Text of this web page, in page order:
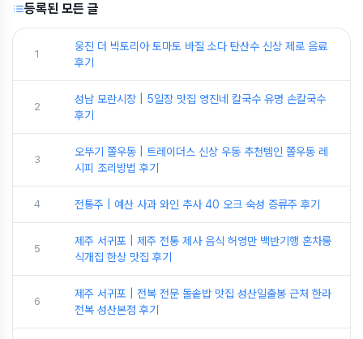
등록된 모든 글
1
웅진 더 빅토리아 토마토 바질 소다 탄산수 신상 제로 음료
후기
2
성남 모란시장 | 5일장 맛집 영진네 칼국수 유명 손칼국수
후기
3
오뚜기 쫄우동 | 트레이더스 신상 우동 추천템인 쫄우동 레
시피 조리방법 후기
4 전통주 | 예산 사과 와인 추사 40 오크 숙성 증류주 후기
5
제주 서귀포 | 제주 전통 제사 음식 허영만 백반기행 혼차롱
식개집 한상 맛집 후기
6
제주 서귀포 | 전복 전문 돌솥밥 맛집 성산일출봉 근처 한라
전복 성산본점 후기